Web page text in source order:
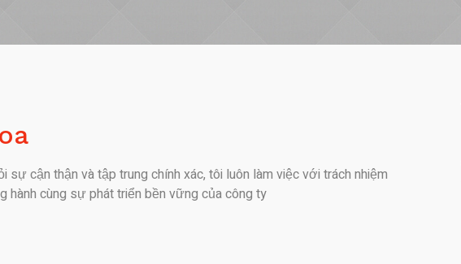
sự cận thận và tập trung chính xác, tôi luôn làm việc với trách nhiệm
hành cùng sự phát triển bền vững của công ty